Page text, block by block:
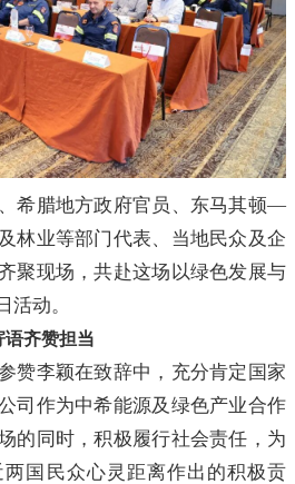
希腊地方政府官员、东马其顿—
林业等部门代表、当地民众及企
聚现场，共赴这场以绿色发展与
活动。
语齐赞担当
赞李颖在致辞中，充分肯定国家
司作为中希能源及绿色产业合作
的同时，积极履行社会责任，为
国民众心灵距离作出的积极贡